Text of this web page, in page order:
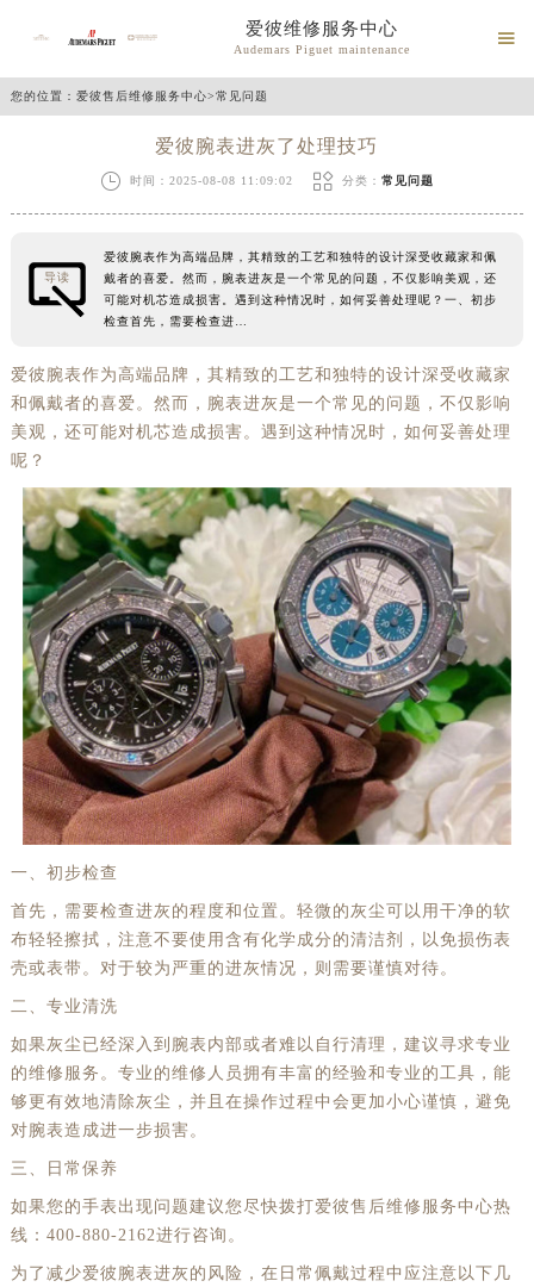
爱彼维修服务中心
Audemars Piguet maintenance

您的位置： 爱彼售后维修服务中心>常见问题
爱彼腕表进灰了处理技巧
 时间：2025-08-08 11:09:02  分类： 常见问题
导读
爱彼腕表作为高端品牌，其精致的工艺和独特的设计深受收藏家和佩
戴者的喜爱。然而，腕表进灰是一个常见的问题，不仅影响美观，还
可能对机芯造成损害。遇到这种情况时，如何妥善处理呢？一、初步
检查首先，需要检查进…
爱彼腕表作为高端品牌，其精致的工艺和独特的设计深受收藏家
和佩戴者的喜爱。然而，腕表进灰是一个常见的问题，不仅影响
美观，还可能对机芯造成损害。遇到这种情况时，如何妥善处理
呢？
一、初步检查
首先，需要检查进灰的程度和位置。轻微的灰尘可以用干净的软
布轻轻擦拭，注意不要使用含有化学成分的清洁剂，以免损伤表
壳或表带。对于较为严重的进灰情况，则需要谨慎对待。
二、专业清洗
如果灰尘已经深入到腕表内部或者难以自行清理，建议寻求专业
的维修服务。专业的维修人员拥有丰富的经验和专业的工具，能
够更有效地清除灰尘，并且在操作过程中会更加小心谨慎，避免
对腕表造成进一步损害。
三、日常保养
如果您的手表出现问题建议您尽快拨打爱彼售后维修服务中心热
线：400-880-2162进行咨询。
为了减少爱彼腕表进灰的风险，在日常佩戴过程中应注意以下几